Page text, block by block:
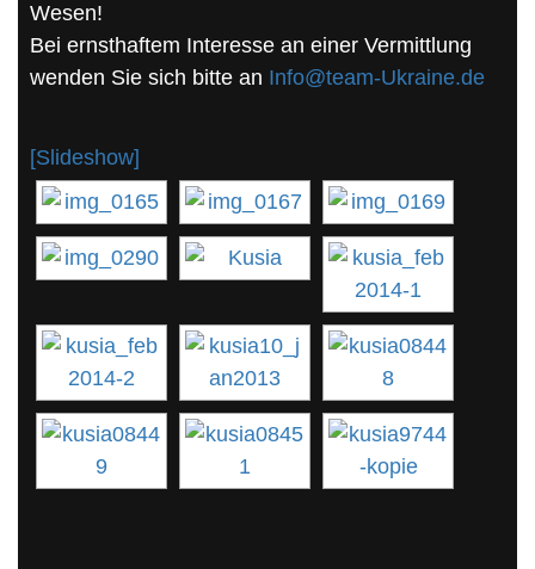
Wesen!
Bei ernsthaftem Interesse an einer Vermittlung
wenden Sie sich bitte an Info@team-Ukraine.de
[Slideshow]